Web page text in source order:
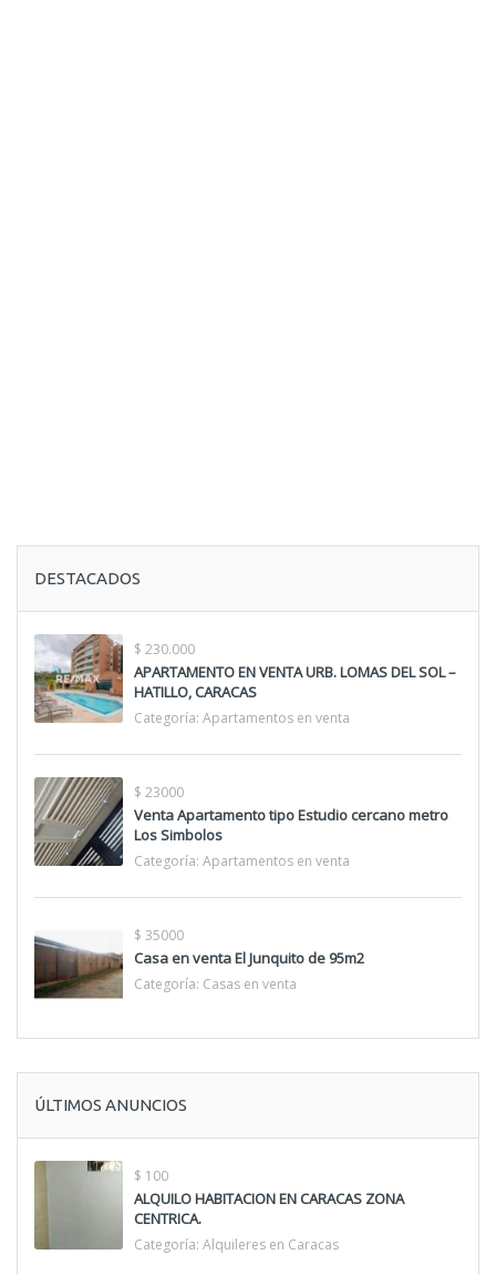
DESTACADOS
$ 230.000
APARTAMENTO EN VENTA URB. LOMAS DEL SOL –
HATILLO, CARACAS
Categoría: Apartamentos en venta
$ 23000
Venta Apartamento tipo Estudio cercano metro
Los Simbolos
Categoría: Apartamentos en venta
$ 35000
Casa en venta El Junquito de 95m2
Categoría: Casas en venta
ÚLTIMOS ANUNCIOS
$ 100
ALQUILO HABITACION EN CARACAS ZONA
CENTRICA.
Categoría: Alquileres en Caracas